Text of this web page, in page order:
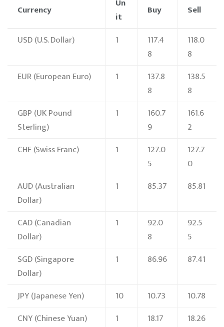
Currency
Un
it
Buy Sell
USD(U.S. Dollar) 1
117.4
8
118.0
8
EUR(European Euro) 1
137.8
8
138.5
8
GBP (UK Pound
Sterling)
1
160.7
9
161.6
2
CHF(Swiss Franc) 1
127.0
5
127.7
0
AUD(Australian
Dollar)
1 85.37 85.81
CAD(Canadian
Dollar)
1
92.0
8
92.5
5
SGD(Singapore
Dollar)
1 86.96 87.41
JPY(Japanese Yen) 10 10.73
10.78
CNY(Chinese Yuan) 1 18.17
18.26